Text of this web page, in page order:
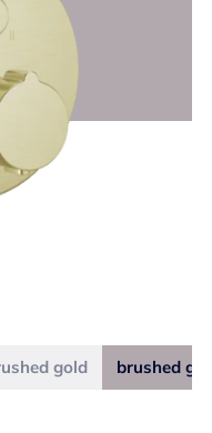
gold brushed